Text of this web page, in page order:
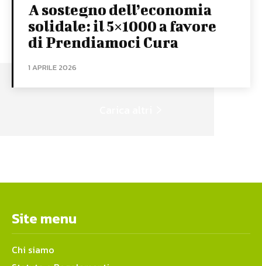
A sostegno dell’economia
solidale: il 5×1000 a favore
di Prendiamoci Cura
1 APRILE 2026
Site menu
Chi siamo